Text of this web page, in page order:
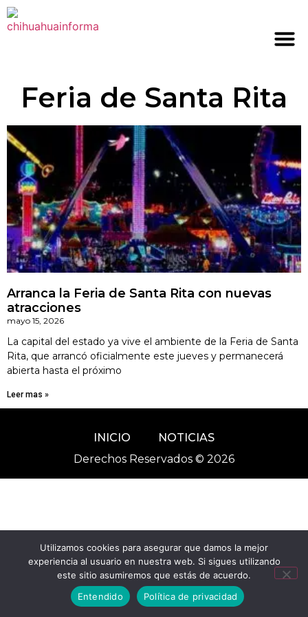
Feria de Santa Rita
Arranca la Feria de Santa Rita con nuevas
atracciones
mayo 15, 2026
La capital del estado ya vive el ambiente de la Feria de Santa
Rita, que arrancó oficialmente este jueves y permanecerá
abierta hasta el próximo
Leer mas »
INICIO
NOTICIAS
Derechos Reservados © 2026
Utilizamos cookies para asegurar que damos la mejor
experiencia al usuario en nuestra web. Si sigues utilizando
este sitio asumiremos que estás de acuerdo.
Entendido
Política de privacidad